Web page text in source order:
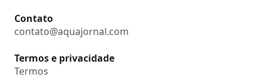
Contato
contato@aquajornal.com
Termos e privacidade
Termos